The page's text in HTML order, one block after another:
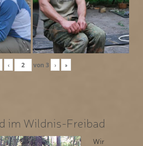
‹ von 3 › »
im Wildnis-Freibad
Wir